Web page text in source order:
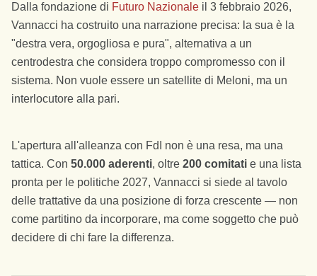
Dalla fondazione di Futuro Nazionale il 3 febbraio 2026,
Vannacci ha costruito una narrazione precisa: la sua è la
"destra vera, orgogliosa e pura", alternativa a un
centrodestra che considera troppo compromesso con il
sistema. Non vuole essere un satellite di Meloni, ma un
interlocutore alla pari.
L'apertura all'alleanza con FdI non è una resa, ma una
tattica. Con 50.000 aderenti, oltre 200 comitati e una lista
pronta per le politiche 2027, Vannacci si siede al tavolo
delle trattative da una posizione di forza crescente — non
come partitino da incorporare, ma come soggetto che può
decidere di chi fare la differenza.